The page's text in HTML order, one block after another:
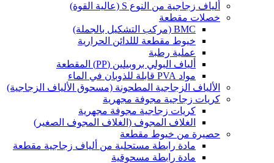
ألياف زجاجية من النوع S (عالية القوة)
خصلات مقطعة
BMC (مركب التشكيل بالجملة)
خيوط مقطعة لللدائن الحرارية
عملية رطبة
ألياف البولي بروبيلين (PP) المقطعة
مواد PVA قابلة للذوبان في الماء
الألياف الزجاجية المطحونة (مسحوق الألياف الزجاجية)
كريات زجاجية مجوفة مجهرية
كريات زجاجية مجوفة مجهرية
الغلاف المجوف (الغلاف المجوف الصغير)
حصيرة من خيوط مقطعة
مادة رابطة مستحلبة من ألياف زجاجية مقطعة
مادة رابطة مسحوقية